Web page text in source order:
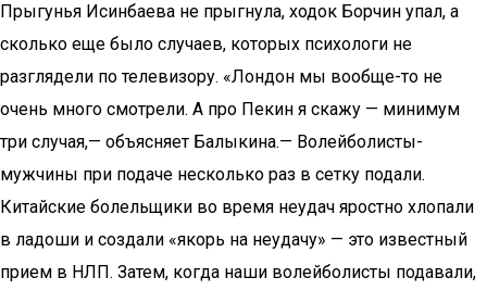
Прыгунья Исинбаева не прыгнула, ходок Борчин упал, а
сколько еще было случаев, которых психологи не
разглядели по телевизору. «Лондон мы вообще-то не
очень много смотрели. А про Пекин я скажу — минимум
три случая,— объясняет Балыкина.— Волейболисты-
мужчины при подаче несколько раз в сетку подали.
Китайские болельщики во время неудач яростно хлопали
в ладоши и создали «якорь на неудачу» — это известный
прием в НЛП. Затем, когда наши волейболисты подавали,